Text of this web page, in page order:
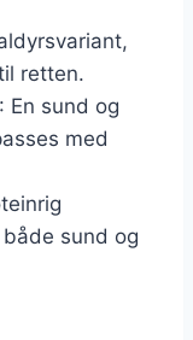
retten.
: En sund og
med
sund og